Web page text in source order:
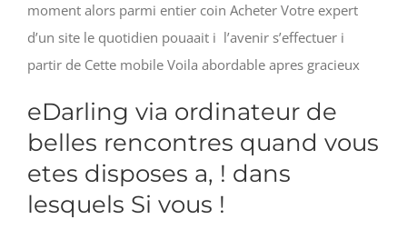
moment alors parmi entier coin Acheter Votre expert
d’un site le quotidien pouaait i l’avenir s’effectuer i
partir de Cette mobile Voila abordable apres gracieux
eDarling via ordinateur de
belles rencontres quand vous
etes disposes a, ! dans
lesquels Si vous !